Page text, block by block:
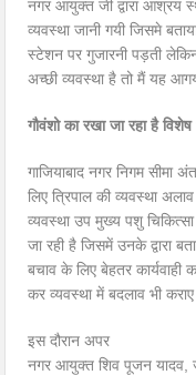
नगर आयुक्त जी द्वारा आश्रय
व्यवस्था जानी गयी जिसमे
स्टेशन पर गुजारनी पड़ती
अच्छी व्यवस्था है तो मैं यह
गौवंशो का रखा जा रहा है विशेष
गाजियाबाद नगर निगम सीमा
लिए त्रिपाल की व्यवस्था
व्यवस्था उप मुख्य पशु
जा रही है जिसमें उनके द्वारा
बचाव के लिए बेहतर कार्यवाही
कर व्यवस्था में बदलाव भी
इस दौरान अपर
नगर आयुक्त शिव पूजन यादव,